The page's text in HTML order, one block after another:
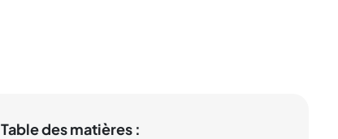
Table des matières :